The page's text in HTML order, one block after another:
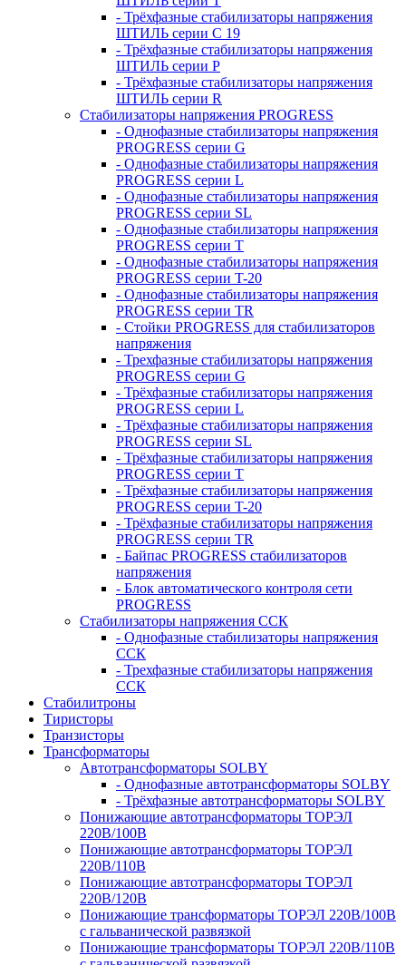
- Трёхфазные стабилизаторы напряжения
ШТИЛЬ серии C 19
- Трёхфазные стабилизаторы напряжения
ШТИЛЬ серии P
- Трёхфазные стабилизаторы напряжения
ШТИЛЬ серии R
Стабилизаторы напряжения PROGRESS
- Однофазные стабилизаторы напряжения
PROGRESS серии G
- Однофазные стабилизаторы напряжения
PROGRESS серии L
- Однофазные стабилизаторы напряжения
PROGRESS серии SL
- Однофазные стабилизаторы напряжения
PROGRESS серии T
- Однофазные стабилизаторы напряжения
PROGRESS серии T-20
- Однофазные стабилизаторы напряжения
PROGRESS серии TR
- Стойки PROGRESS для стабилизаторов
напряжения
- Трехфазные стабилизаторы напряжения
PROGRESS серии G
- Трёхфазные стабилизаторы напряжения
PROGRESS серии L
- Трёхфазные стабилизаторы напряжения
PROGRESS серии SL
- Трёхфазные стабилизаторы напряжения
PROGRESS серии T
- Трёхфазные стабилизаторы напряжения
PROGRESS серии T-20
- Трёхфазные стабилизаторы напряжения
PROGRESS серии TR
- Байпас PROGRESS стабилизаторов
напряжения
- Блок автоматического контроля сети
PROGRESS
Стабилизаторы напряжения ССК
- Однофазные стабилизаторы напряжения
ССК
- Трехфазные стабилизаторы напряжения
ССК
Стабилитроны
Тиристоры
Транзисторы
Трансформаторы
Автотрансформаторы SOLBY
- Однофазные автотрансформаторы SOLBY
- Трёхфазные автотрансформаторы SOLBY
Понижающие автотрансформаторы ТОРЭЛ
220В/100В
Понижающие автотрансформаторы ТОРЭЛ
220В/110В
Понижающие автотрансформаторы ТОРЭЛ
220В/120В
Понижающие трансформаторы ТОРЭЛ 220В/100В
с гальванической развязкой
Понижающие трансформаторы ТОРЭЛ 220В/110В